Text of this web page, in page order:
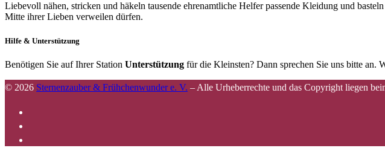
Liebevoll nähen, stricken und häkeln tausende ehrenamtliche Helfer passende Kleidung und
Mitte ihrer Lieben verweilen dürfen.
Hilfe & Unterstützung
Benötigen Sie auf Ihrer Station Unterstützung für die Kleinsten? Dann sprechen Sie uns bitte an.
© 2026 Sternenzauber & Frühchenwunder e. V. – Alle Urheberrechte und das Copyright liegen